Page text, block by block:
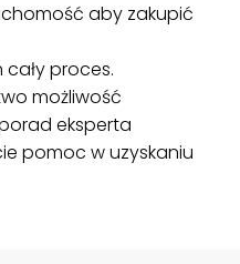
aby zakupić
proces.
możliwość
eksperta
pomoc w uzyskaniu